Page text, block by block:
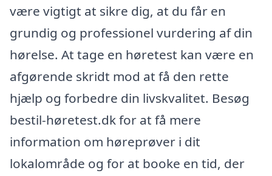
være vigtigt at sikre dig, at du får en
grundig og professionel vurdering af din
hørelse. At tage en høretest kan være en
afgørende skridt mod at få den rette
hjælp og forbedre din livskvalitet. Besøg
bestil-høretest.dk for at få mere
information om høreprøver i dit
lokalområde og for at booke en tid, der